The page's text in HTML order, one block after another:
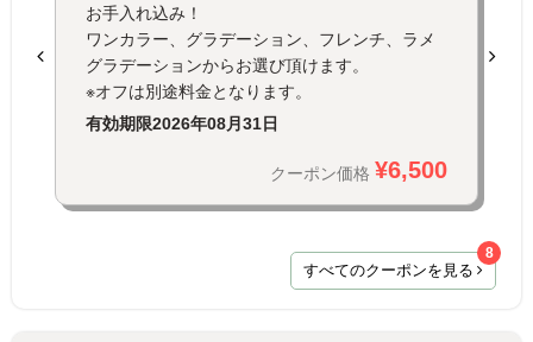
お手入れ込み！
ワンカラー、グラデーション、フレンチ、ラメ
グラデーションからお選び頂けます。
※オフは別途料金となります。
有効期限2026年08月31日
クーポン価格 ¥6,500
すべてのクーポンを見る
8